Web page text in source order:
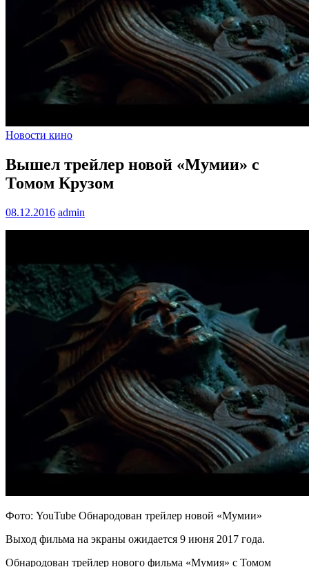
Новости кино
Вышел трейлер новой «Мумии» с
Томом Крузом
08.12.2016 admin
Фото: YouTube Обнародован трейлер новой «Мумии»
Выход фильма на экраны ожидается 9 июня 2017 года.
Обнародован трейлер нового фильма «Мумия» с Томом